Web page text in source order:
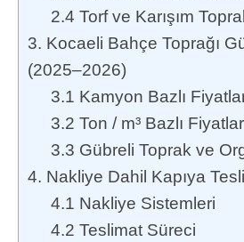
2.4 Torf ve Karışım
3. Kocaeli Bahçe Toprağı
(2025–2026)
3.1 Kamyon Bazlı
3.2 Ton / m³ Bazlı Fiyatlar
3.3 Gübreli Toprak ve
4. Nakliye Dahil Kapıya
4.1 Nakliye Sistemleri
4.2 Teslimat Süreci